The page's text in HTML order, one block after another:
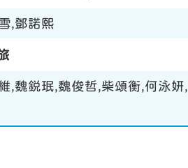
,鄧諾熙
,魏鋭珉,魏俊哲,柴頌衡,何泳妍,